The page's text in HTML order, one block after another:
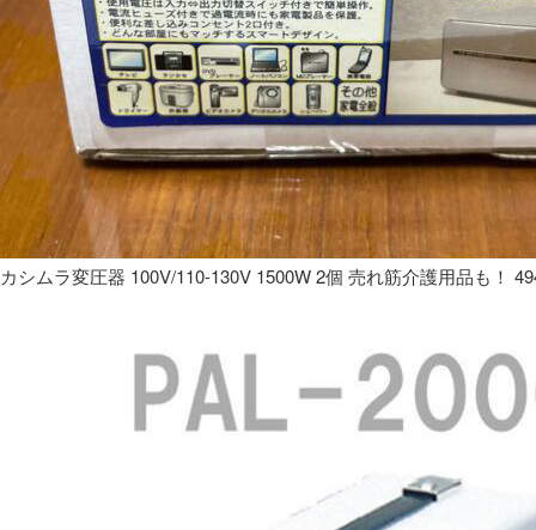
カシムラ変圧器 100V/110-130V 1500W 2個 売れ筋介護用品も！